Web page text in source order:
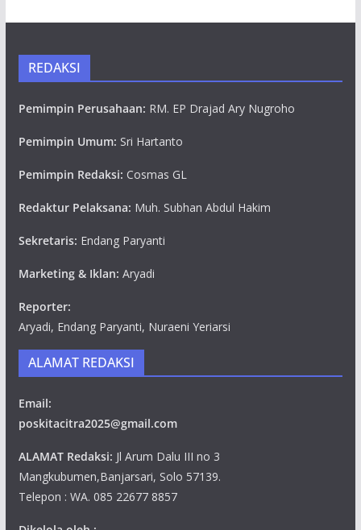
REDAKSI
Pemimpin Perusahaan: RM. EP Drajad Ary Nugroho
Pemimpin Umum: Sri Hartanto
Pemimpin Redaksi: Cosmas GL
Redaktur Pelaksana: Muh. Subhan Abdul Hakim
Sekretaris: Endang Paryanti
Marketing & Iklan: Aryadi
Reporter:
Aryadi, Endang Paryanti, Nuraeni Yeriarsi
ALAMAT REDAKSI
Email:
poskitacitra2025@gmail.com
ALAMAT Redaksi: Jl Arum Dalu III no 3
Mangkubumen,Banjarsari, Solo 57139.
Telepon : WA. 085 22677 8857